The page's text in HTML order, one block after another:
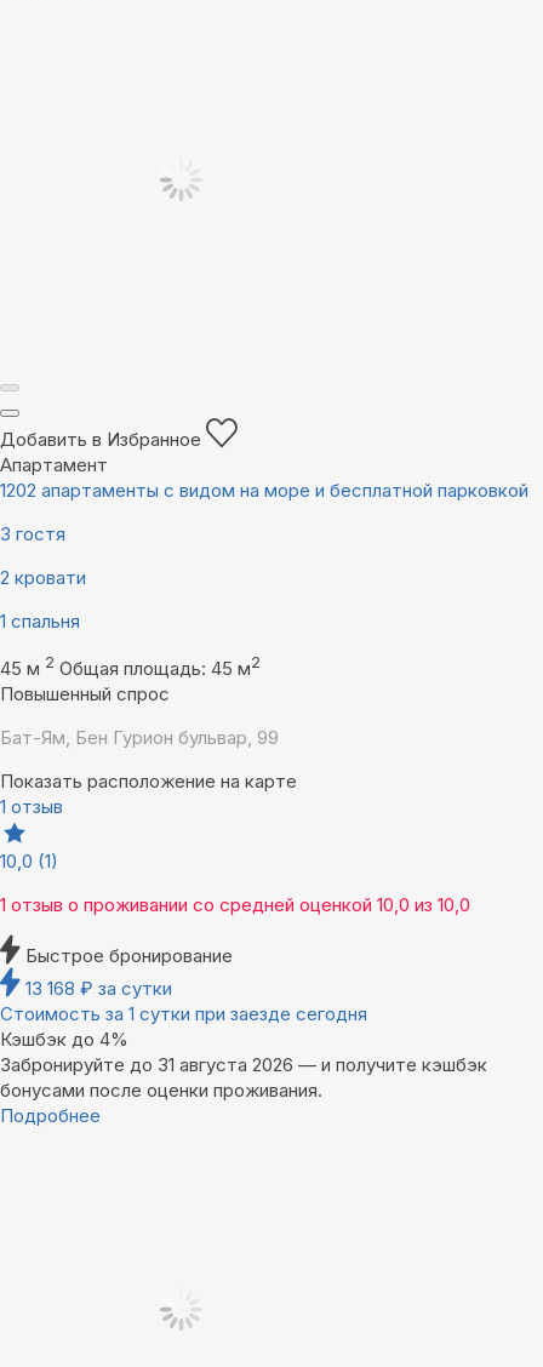
Добавить в Избранное
Апартамент
1202 апартаменты с видом на море и бесплатной парковкой
3 гостя
2 кровати
1 спальня
45 м 2 Общая площадь: 45 м2
Повышенный спрос
Бат-Ям, Бен Гурион бульвар, 99
Показать расположение на карте
1 отзыв
10,0 (1)
1 отзыв о проживании со средней оценкой 10,0 из 10,0
Быстрое бронирование
13 168 ₽ за сутки
Стоимость за 1 сутки при заезде сегодня
Кэшбэк до 4%
Забронируйте до 31 августа 2026 — и получите кэшбэк
бонусами после оценки проживания.
Подробнее